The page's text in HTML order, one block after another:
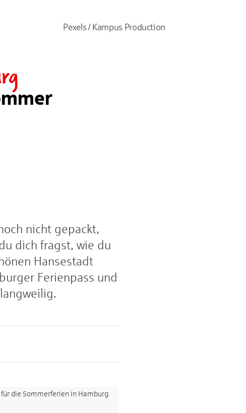
Pexels / Kampus Production
nicht gepackt,
dich fragst, wie du
Hansestadt
Ferienpass und
die Sommerferien in Hamburg